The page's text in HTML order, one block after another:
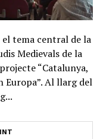
el tema central de la
Medievals de la
“Catalunya,
Europa”. Al llarg del